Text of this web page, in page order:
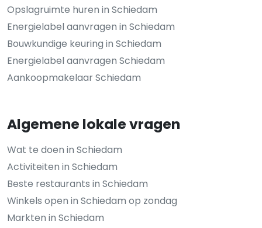
Opslagruimte huren in Schiedam
Energielabel aanvragen in Schiedam
Bouwkundige keuring in Schiedam
Energielabel aanvragen Schiedam
Aankoopmakelaar Schiedam
Algemene lokale vragen
Wat te doen in Schiedam
Activiteiten in Schiedam
Beste restaurants in Schiedam
Winkels open in Schiedam op zondag
Markten in Schiedam